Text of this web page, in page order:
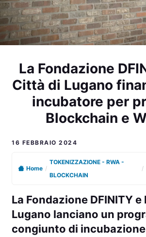
La Fondazione
Città di Lugano
incubatore per
Blockchain e
16 FEBBRAIO 2024
Home /
TOKENIZZAZIONE - RWA -
BLOCKCHAIN
/
La Fondazione DFINITY
Lugano lanciano un
congiunto di incubazione